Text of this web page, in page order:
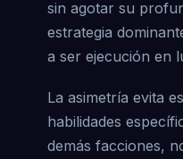
sin agotar su
estrategia
a ser ejecución en
La asimetría evita
habilidades
demás facciones,